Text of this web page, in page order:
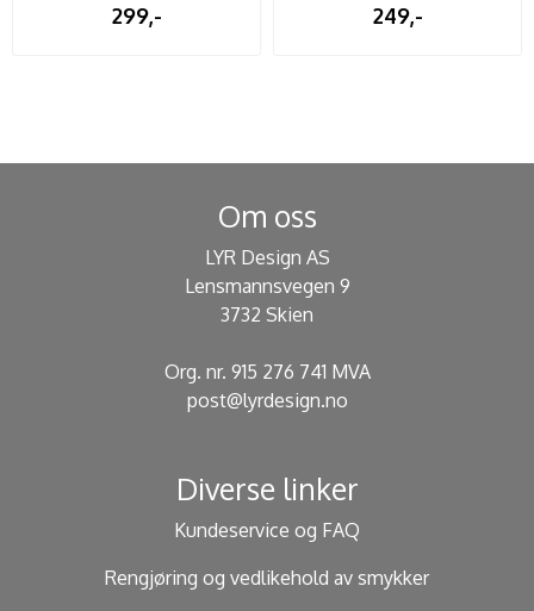
299,- 249,-
Om oss
LYR Design AS
Lensmannsvegen 9
3732 Skien
Org. nr. 915 276 741 MVA
post@lyrdesign.no
Diverse linker
Kundeservice og FAQ
Rengjøring og vedlikehold av smykker